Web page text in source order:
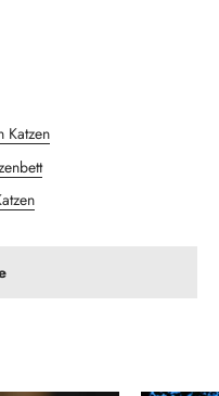
Katzen